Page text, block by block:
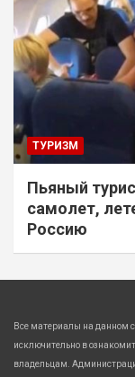
ТУРИЗМ
Пьяный
самолет,
Россию
Все материалы на данном
исключительно в
владельцам.